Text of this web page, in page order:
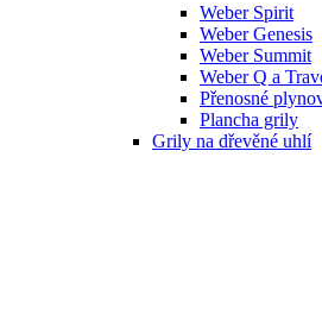
Weber Spirit
Weber Genesis
Weber Summit
Weber Q a
Přenosné
Plancha grily
Grily na dřevěné uhlí